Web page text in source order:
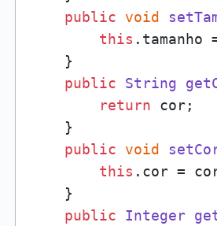
public
void
this . tamanho
    }
public
String
return cor;
    }
public
void
this . cor =
    }
public
Integer